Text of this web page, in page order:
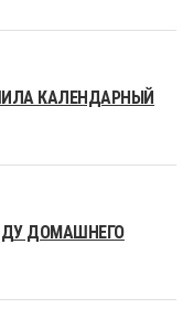
КАЛЕНДАРНЫЙ
ДОМАШНЕГО